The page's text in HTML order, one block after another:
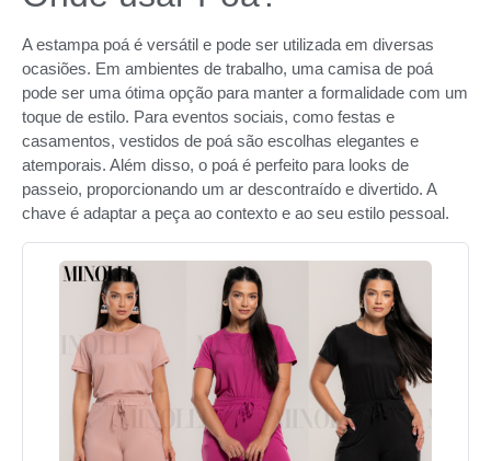
A estampa poá é versátil e pode ser utilizada em diversas
ocasiões. Em ambientes de trabalho, uma camisa de poá
pode ser uma ótima opção para manter a formalidade com um
toque de estilo. Para eventos sociais, como festas e
casamentos, vestidos de poá são escolhas elegantes e
atemporais. Além disso, o poá é perfeito para looks de
passeio, proporcionando um ar descontraído e divertido. A
chave é adaptar a peça ao contexto e ao seu estilo pessoal.